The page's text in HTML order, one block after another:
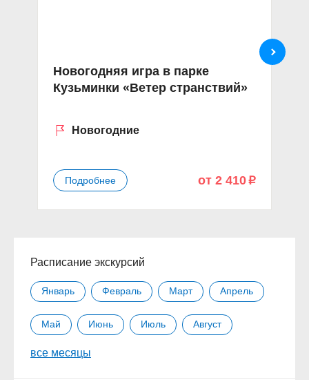
Новогодняя игра в парке
Кузьминки «Ветер странствий»
Новогодние
Подробнее от 2 410 p
Расписание экскурсий
Январь Февраль Март Апрель
Май Июнь Июль Август
Сентябрь
все месяцы